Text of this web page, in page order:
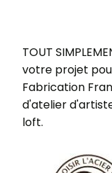
TOUT
votre projet
Fabrication
d'atelier
loft.